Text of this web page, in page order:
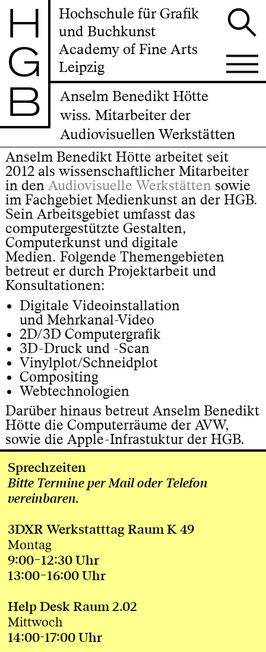
H
G
B
Hochschule für Grafik
und Buchkunst
Academy of Fine Arts
Leipzig
Anselm Benedikt Hötte
wiss. Mitarbeiter der
Audiovisuellen Werkstätten
Anselm Benedikt Hötte arbeitet seit
2012 als wissenschaftlicher Mitarbeiter
in denAudiovisuelle Werkstätten sowie
im Fachgebiet Medienkunst an der HGB.
Sein Arbeitsgebiet umfasst das
computergestützte Gestalten,
Computerkunst und digitale
Medien. Folgende Themengebieten
betreut er durch Projektarbeit und
Konsultationen:
Digitale Videoinstallation
und Mehrkanal-Video
2D/3D Computergrafik
3D-Druck und -Scan
Vinylplot/Schneidplot
Compositing
Webtechnologien
Darüber hinaus betreut Anselm Benedikt
Hötte die Computerräume der AVW,
sowie die Apple-Infrastuktur der HGB.
Sprechzeiten
Bitte Termine per Mail oder Telefon
vereinbaren.
3DXR Werkstatttag Raum K 49
Montag
9:00–12:30 Uhr
13:00–16:00Uhr
Help Desk Raum 2.02
Mittwoch
14:00-17:00 Uhr